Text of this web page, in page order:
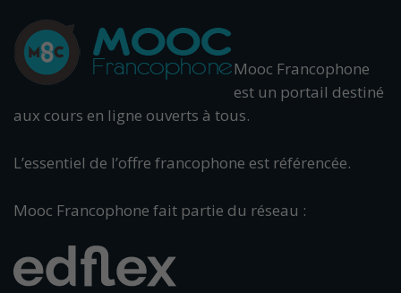
Mooc Francophone
est un portail destiné
aux cours en ligne ouverts à tous.
L’essentiel de l’offre francophone est référencée.
Mooc Francophone fait partie du réseau :